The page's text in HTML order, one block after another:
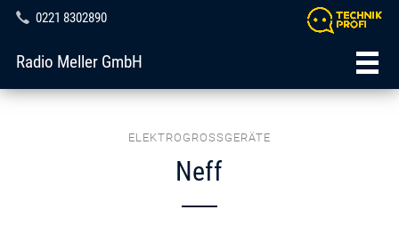
0221 8302890
Radio Meller GmbH
ELEKTROGROSSGERÄTE
Neff